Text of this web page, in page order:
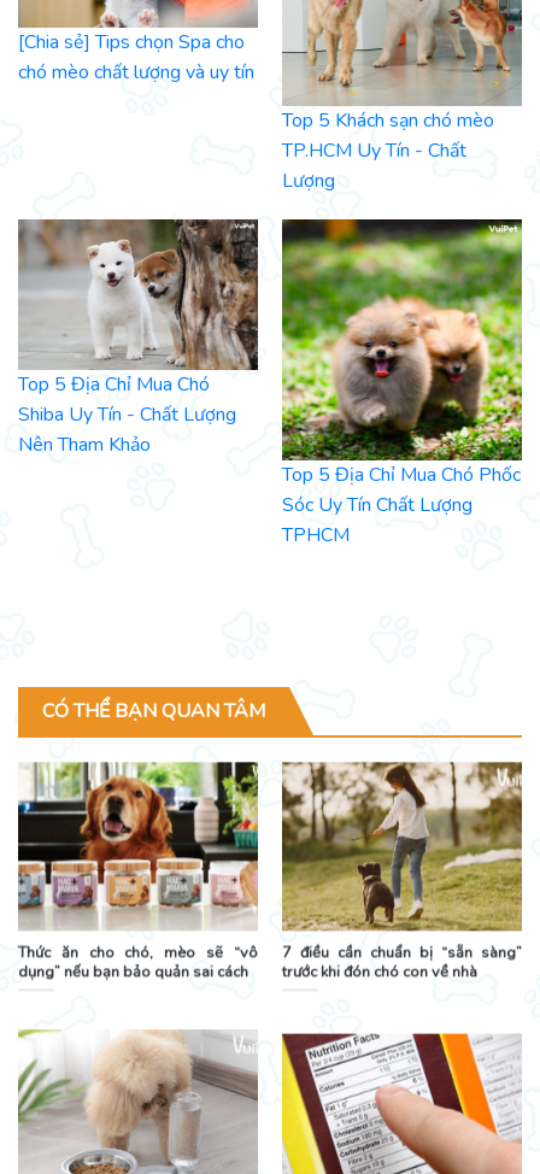
[Chia sẻ] Tips chọn Spa cho
chó mèo chất lượng và uy tín
Top 5 Khách sạn chó mèo
TP.HCM Uy Tín - Chất
Lượng
Top 5 Địa Chỉ Mua Chó
Shiba Uy Tín - Chất Lượng
Nên Tham Khảo
Top 5 Địa Chỉ Mua Chó Phốc
Sóc Uy Tín Chất Lượng
TPHCM
CÓ THỂ BẠN QUAN TÂM
Thức ăn cho chó, mèo sẽ “vô
dụng” nếu bạn bảo quản sai cách
7 điều cần chuẩn bị “sẵn sàng”
trước khi đón chó con về nhà